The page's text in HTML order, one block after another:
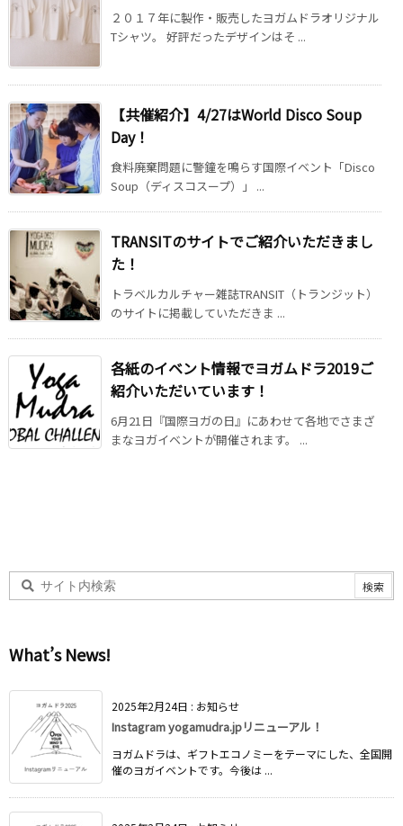
２０１７年に製作・販売したヨガムドラオリジナル
Tシャツ。 好評だったデザインはそ ...
【共催紹介】4/27はWorld Disco Soup
Day！
食料廃棄問題に警鐘を鳴らす国際イベント「Disco
Soup（ディスコスープ）」 ...
TRANSITのサイトでご紹介いただきまし
た！
トラベルカルチャー雑誌TRANSIT（トランジット）
のサイトに掲載していただきま ...
各紙のイベント情報でヨガムドラ2019ご
紹介いただいています！
6月21日『国際ヨガの日』にあわせて各地でさまざ
まなヨガイベントが開催されます。 ...
What’s News!
2025年2月24日 : お知らせ
Instagram yogamudra.jpリニューアル！
ヨガムドラは、ギフトエコノミーをテーマにした、全国開
催のヨガイベントです。今後は ...